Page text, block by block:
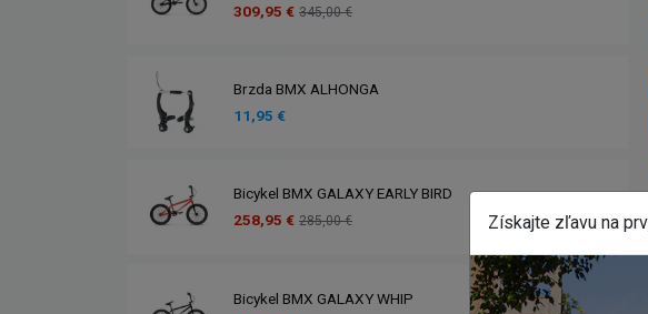
309,95 € 345,00 €
Brzda BMX ALHONGA
11,95 €
Bicykel BMX GALAXY EARLY BIRD
258,95 € 285,00 €
Bicykel BMX GALAXY WHIP
Získajte zľavu na